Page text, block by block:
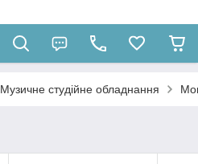
Музичне студійне обладнання